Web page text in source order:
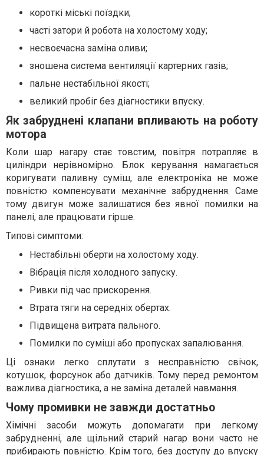
короткі міські поїздки;
часті затори й робота на холостому ходу;
несвоєчасна заміна оливи;
зношена система вентиляції картерних газів;
пальне нестабільної якості;
великий пробіг без діагностики впуску.
Як забруднені клапани впливають на роботу
мотора
Коли шар нагару стає товстим, повітря потрапляє в
циліндри нерівномірно. Блок керування намагається
коригувати паливну суміш, але електроніка не може
повністю компенсувати механічне забруднення. Саме
тому двигун може залишатися без явної помилки на
панелі, але працювати гірше.
Типові симптоми:
Нестабільні оберти на холостому ходу.
Вібрація після холодного запуску.
Ривки під час прискорення.
Втрата тяги на середніх обертах.
Підвищена витрата пального.
Помилки по суміші або пропусках запалювання.
Ці ознаки легко сплутати з несправністю свічок,
котушок, форсунок або датчиків. Тому перед ремонтом
важлива діагностика, а не заміна деталей навмання.
Чому промивки не завжди достатньо
Хімічні засоби можуть допомагати при легкому
забрудненні, але щільний старий нагар вони часто не
прибирають повністю. Крім того, без доступу до впуску